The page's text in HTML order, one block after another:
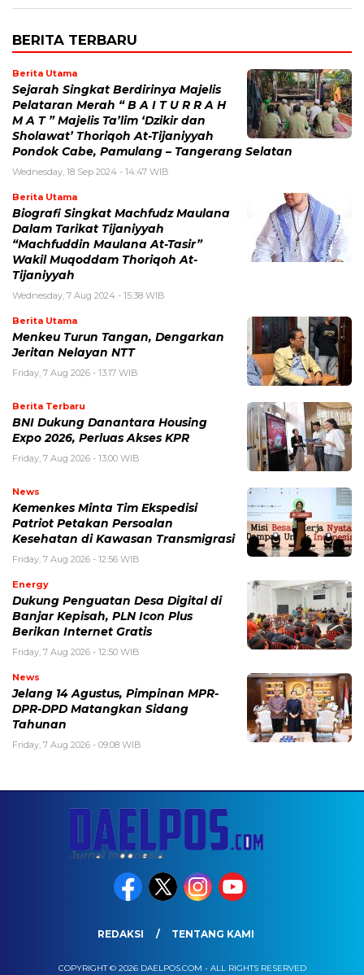
BERITA TERBARU
Berita Utama
Sejarah Singkat Berdirinya Majelis
Pelataran Merah “ B A I T U R R A H
M A T ” Majelis Ta’lim ‘Dzikir dan
Sholawat’ Thoriqoh At-Tijaniyyah
Pondok Cabe, Pamulang – Tangerang Selatan
Wednesday, 18 Sep 2024 - 14:47 WIB
Berita Utama
Biografi Singkat Machfudz Maulana
Dalam Tarikat Tijaniyyah
“Machfuddin Maulana At-Tasir”
Wakil Muqoddam Thoriqoh At-
Tijaniyyah
Wednesday, 7 Aug 2024 - 15:38 WIB
Berita Utama
Menkeu Turun Tangan, Dengarkan
Jeritan Nelayan NTT
Friday, 7 Aug 2026 - 13:17 WIB
Berita Terbaru
BNI Dukung Danantara Housing
Expo 2026, Perluas Akses KPR
Friday, 7 Aug 2026 - 13:00 WIB
News
Kemenkes Minta Tim Ekspedisi
Patriot Petakan Persoalan
Kesehatan di Kawasan Transmigrasi
Friday, 7 Aug 2026 - 12:56 WIB
Energy
Dukung Penguatan Desa Digital di
Banjar Kepisah, PLN Icon Plus
Berikan Internet Gratis
Friday, 7 Aug 2026 - 12:50 WIB
News
Jelang 14 Agustus, Pimpinan MPR-
DPR-DPD Matangkan Sidang
Tahunan
Friday, 7 Aug 2026 - 09:08 WIB
REDAKSI TENTANG KAMI
COPYRIGHT © 2026 DAELPOS.COM - ALL RIGHTS RESERVED